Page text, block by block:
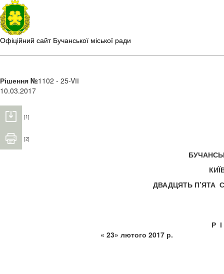
Офіційний сайт Бучанської міської ради
Рішення №1102 - 25-VІІ
10.03.2017
[1]
[2]
ДВАДЦЯТЬ
Р
« 23» лютого